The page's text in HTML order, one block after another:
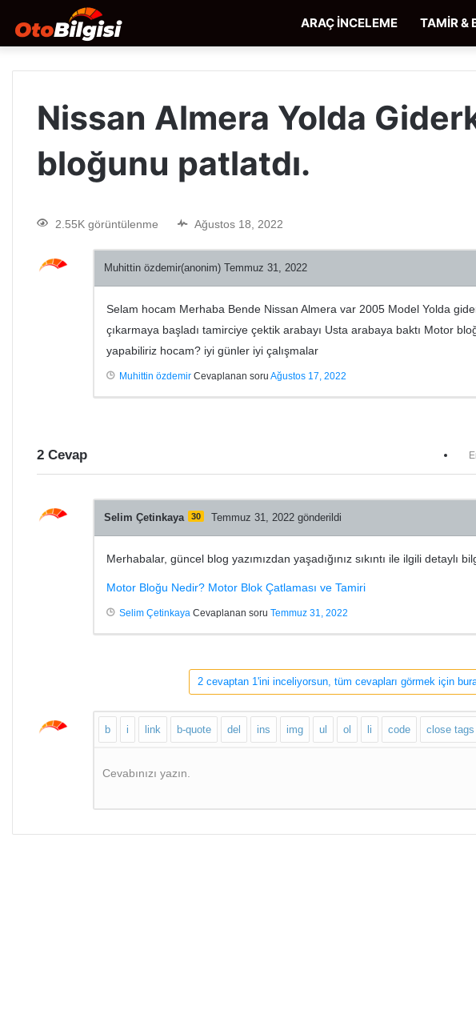
ARAÇ İNCELEME TAMİR &
Nissan Almera Yolda
bloğunu patlatdı.
2.55K görüntülenme Ağustos 18, 2022
Muhittin özdemir(anonim) Temmuz 31, 2022
Selam hocam Merhaba Bende Nissan Almera var 2005 Model Yolda
çıkarmaya başladı tamirciye çektik arabayı Usta arabaya baktı Motor
yapabiliriz hocam? iyi günler iyi çalışmalar
Muhittin özdemir Cevaplanan soru Ağustos 17, 2022
2 Cevap
Selim Çetinkaya 30 Temmuz 31, 2022 gönderildi
Merhabalar, güncel blog yazımızdan yaşadığınız sıkıntı ile ilgili detaylı
Motor Bloğu Nedir? Motor Blok Çatlaması ve Tamiri
Selim Çetinkaya Cevaplanan soru Temmuz 31, 2022
2 cevaptan 1'ini inceliyorsun, tüm cevapları görmek için
Cevabınızı yazın.